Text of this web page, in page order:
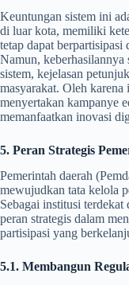
Keuntungan sistem ini
di luar kota, memiliki
tetap dapat berpartisipasi
Namun, keberhasilannya
sistem, kejelasan
masyarakat. Oleh karena
menyertakan kampanye
memanfaatkan inovasi
5. Peran Strategis
Pemerintah daerah
mewujudkan tata kelola
Sebagai institusi
peran strategis dalam
partisipasi yang
5.1. Membangun